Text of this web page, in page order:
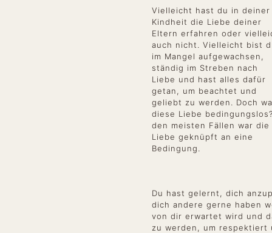
Vielleicht hast du in deiner
Kindheit die Liebe deiner
Eltern erfahren oder
auch nicht. Vielleicht bist
im Mangel aufgewachsen,
ständig im Streben nach
Liebe und hast alles dafür
getan, um beachtet und
geliebt zu werden. Doch
diese Liebe
den meisten Fällen war die
Liebe geknüpft an eine
Bedingung.
Du hast gelernt, dich
dich andere gerne haben
von dir erwartet wird und
zu werden, um respektiert